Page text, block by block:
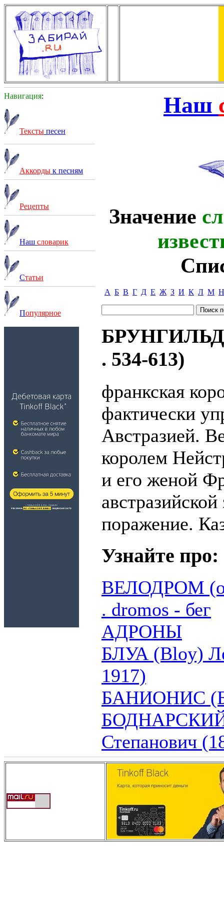
Навигация:
Тексты песен
Аккорды к песням
Рецепты
Наш словарик
Статьи
Популярное
Наш
Значение
А Б В Г Д Е Ж З И К Л М Н
. 534-613)
франкская
фактически
Австразией.
королем
и его женой
поражение.
Узнайте про:
ВЕЛОДРОМ (от
. dromos - бег
АДРОНЫ
БЛУА (Bloy)
1917)
БАНИОНИС
БОДНАРСКИЙ
Степанович